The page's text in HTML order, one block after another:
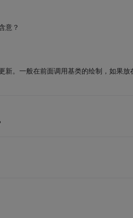
意？
。一般在前面调用基类的绘制，如果